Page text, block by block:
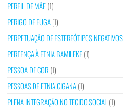
PERFIL DE MÃE(1)
PERIGO DE FUGA(1)
PERPETUAÇÃO DE ESTEREÓTIPOS NEGATIVOS
PERTENÇA À ETNIA BAMILEKE(1)
PESSOA DE COR (1)
PESSOAS DE ETNIA CIGANA(1)
PLENA INTEGRAÇÃO NO TECIDO SOCIAL (1)